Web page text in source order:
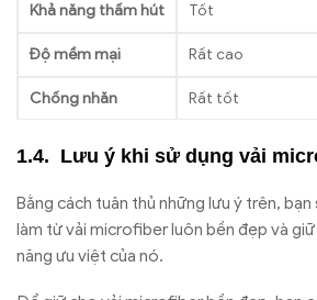
Khả năng thấm hút Tốt
Độ mềm mại Rất cao
Chống nhăn Rất tốt
Dễ bảo quản Rất dễ
Lưu ý khi sử dụng vải
Bằng cách tuân thủ những lưu ý trên,
làm từ vải microfiber luôn bền đẹp và
năng ưu việt của nó.